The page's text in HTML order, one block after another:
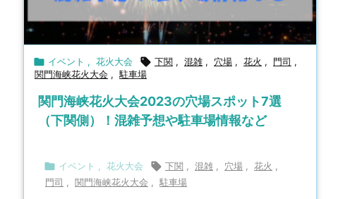
 イベント , 花火大会  下関 , 混雑 , 穴場 , 花火 , 門司 ,
関門海峡花火大会 , 駐車場
関門海峡花火大会2023の穴場スポット7選
（下関側）！混雑予想や駐車場情報など
 イベント , 花火大会  下関 , 混雑 , 穴場 , 花火 ,
門司 , 関門海峡花火大会 , 駐車場